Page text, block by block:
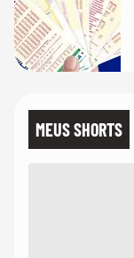
MEUS SHORTS